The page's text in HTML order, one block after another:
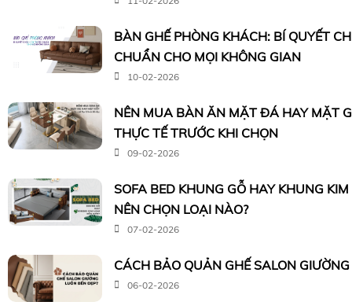
BÀN GHẾ PHÒNG KHÁCH: BÍ QUYẾT
CHUẨN CHO MỌI KHÔNG GIAN
10-02-2026
NÊN MUA BÀN ĂN MẶT ĐÁ HAY MẶT
THỰC TẾ TRƯỚC KHI CHỌN
09-02-2026
SOFA BED KHUNG GỖ HAY KHUNG
NÊN CHỌN LOẠI NÀO?
07-02-2026
CÁCH BẢO QUẢN GHẾ SALON
06-02-2026